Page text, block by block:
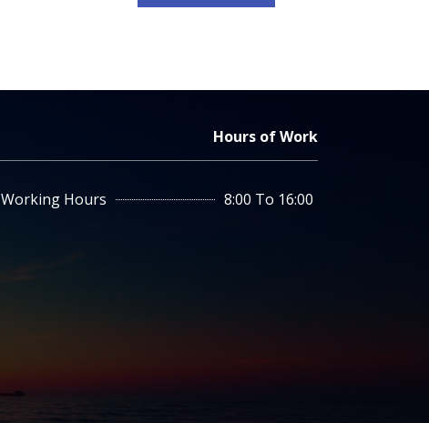
Hours of Work
Working Hours 8:00 To 16:00